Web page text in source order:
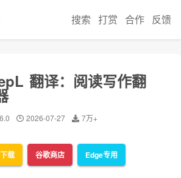
搜索 打赏 合作 反馈
翻译：阅读写作翻
2026-07-27 7万+
载 谷歌商店 Edge专用